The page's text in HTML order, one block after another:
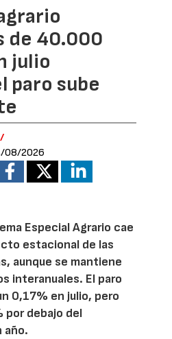
de 40.000
julio
paro sube
08/2026
Especial Agrario cae
estacional de las
aunque se mantiene
interanuales. El paro
0,17% en julio, pero
por debajo del
año.